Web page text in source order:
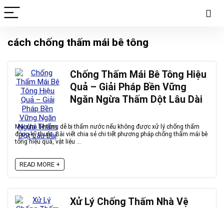
cách chống thấm mái bê tông
Chống Thấm Mái Bê Tông Hiệu
Quả – Giải Pháp Bền Vững
Ngăn Ngừa Thấm Dột Lâu Dài
Mái nhà bê tông dễ bị thấm nước nếu không được xử lý chống thấm
đúng kỹ thuật. Bài viết chia sẻ chi tiết phương pháp chống thấm mái bê
tông hiệu quả, vật liệu ...
READ MORE +
Xử Lý Chống Thấm Nhà Vệ